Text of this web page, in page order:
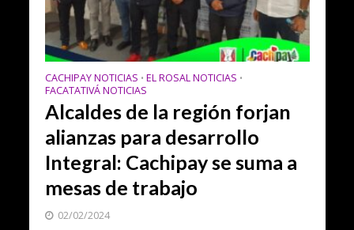
CACHIPAY NOTICIAS • EL ROSAL NOTICIAS •
FACATATIVÁ NOTICIAS
Alcaldes de la región forjan
alianzas para desarrollo
Integral: Cachipay se suma a
mesas de trabajo
02/02/2024